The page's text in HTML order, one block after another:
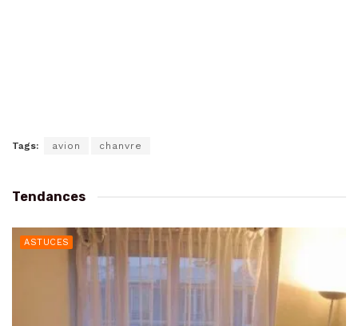
Tags: avion chanvre
Tendances
ASTUCES